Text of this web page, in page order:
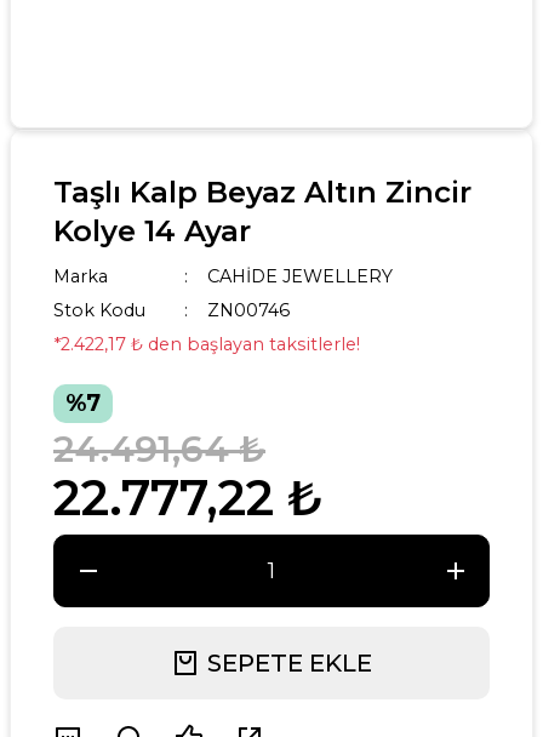
Taşlı Kalp Beyaz Altın Zincir
Kolye 14 Ayar
Marka
CAHİDE JEWELLERY
Stok Kodu
ZN00746
*2.422,17 ₺ den başlayan taksitlerle!
%7
22.777,22 ₺
24.491,64 ₺
SEPETE EKLE